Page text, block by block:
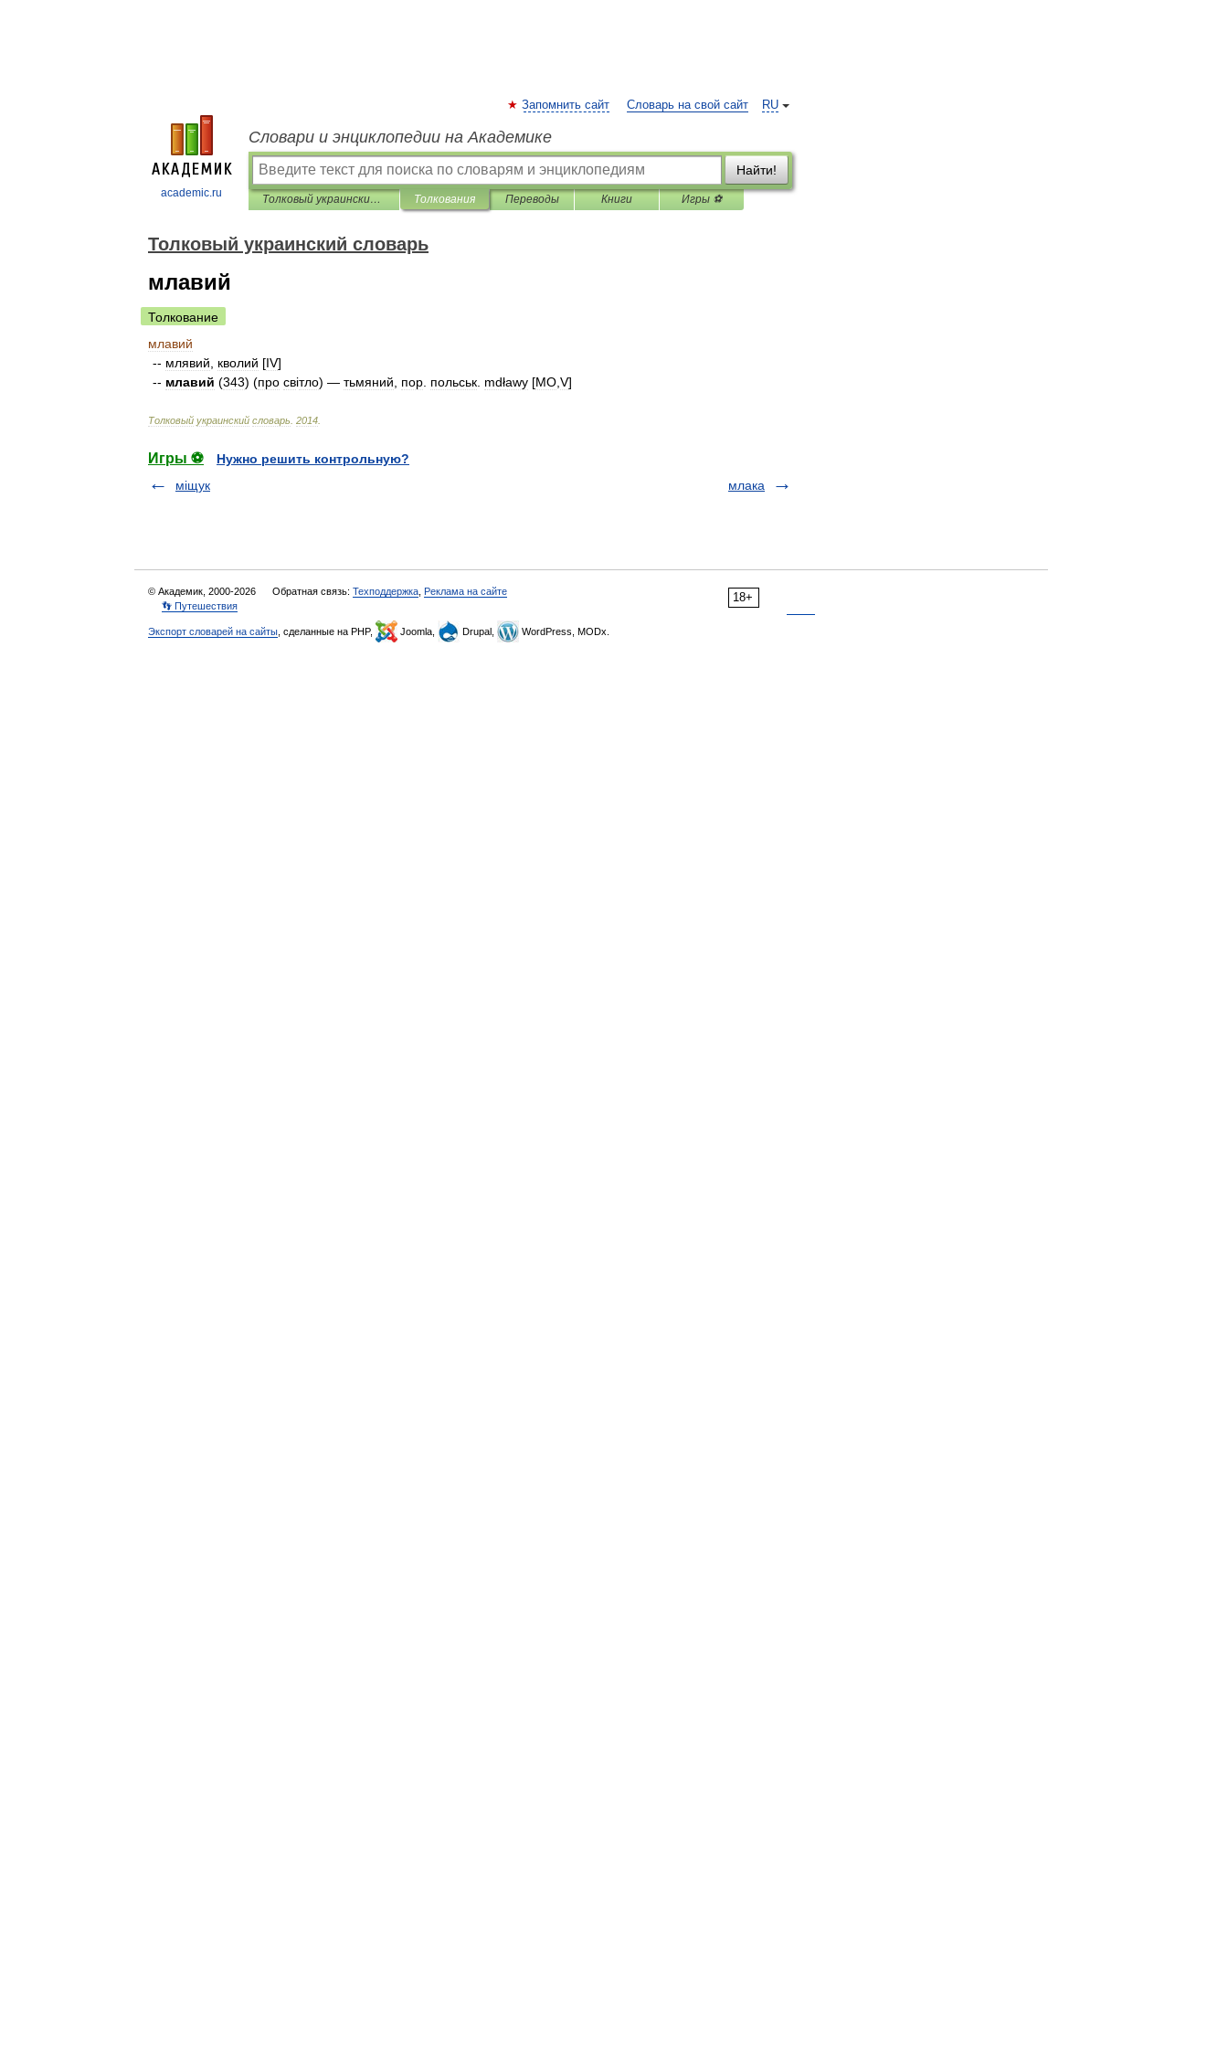
academic.ru
RU
Запомнить сайт Словарь на свой сайт
Словари и энциклопедии на Академике
Найти!
Толковый украинский словарь Толкования Переводы Книги Игры ⚽
Толковый украинский словарь
млавий
Толкование
млавий
-- млявий кволий [IV]
-- млавий (343) (про світло) — тьмяний пор польськ mdławy [MО V]
Толковый украинский словарь 2014
Игры ⚽
Нужно решить контрольную?
міщук
млака
18+
© Академик, 2000-2026 Обратная связь: Техподдержка Реклама на сайте
👣 Путешествия
Экспорт словарей на сайты , сделанные на PHP, Joomla, Drupal, WordPress, MODx.